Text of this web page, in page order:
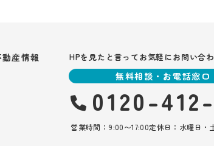
産情報 HPを見たと言ってお気軽にお問い合
無料相談・お電話窓口
0120-
営業時間：9:00〜17:00定休日：水曜日・